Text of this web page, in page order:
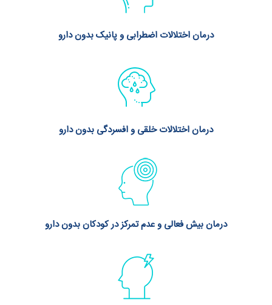
درمان اختلالات اضطرابی و پانیک بدون دارو
درمان اختلالات خلقی و افسردگی بدون دارو
درمان بیش فعالی و عدم تمرکز در کودکان بدون دارو